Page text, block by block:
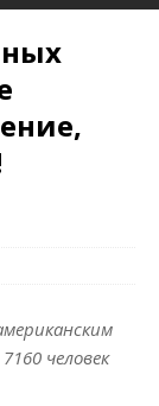
человек